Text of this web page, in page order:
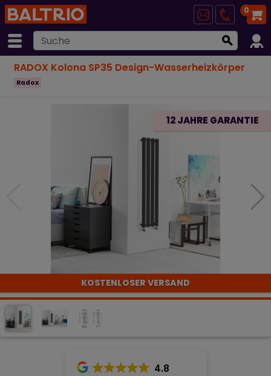
0
RADOX Kolona SP35 Design-Wasserheizkörper
Radox
4.8
KOSTENLOSER VERSAND
12 JAHRE GARANTIE